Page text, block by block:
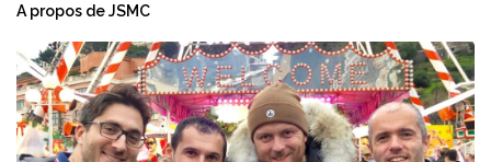
A propos de JSMC